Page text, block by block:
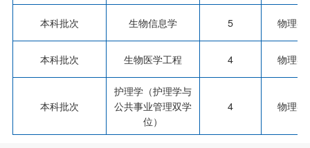
本科批次 生物信息学 5 物理类
本科批次 生物医学工程 4 物理类
本科批次
护理学（护理学与
公共事业管理双学
位）
4 物理类